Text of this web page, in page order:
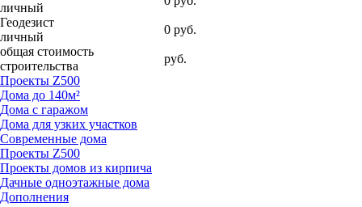
личный
Геодезист
личный
0 руб.
общая стоимость
строительства
руб.
Проекты Z500
Дома до 140м²
Дома с гаражом
Дома для узких участков
Современные дома
Проекты Z500
Проекты домов из кирпича
Дачные одноэтажные дома
Дополнения